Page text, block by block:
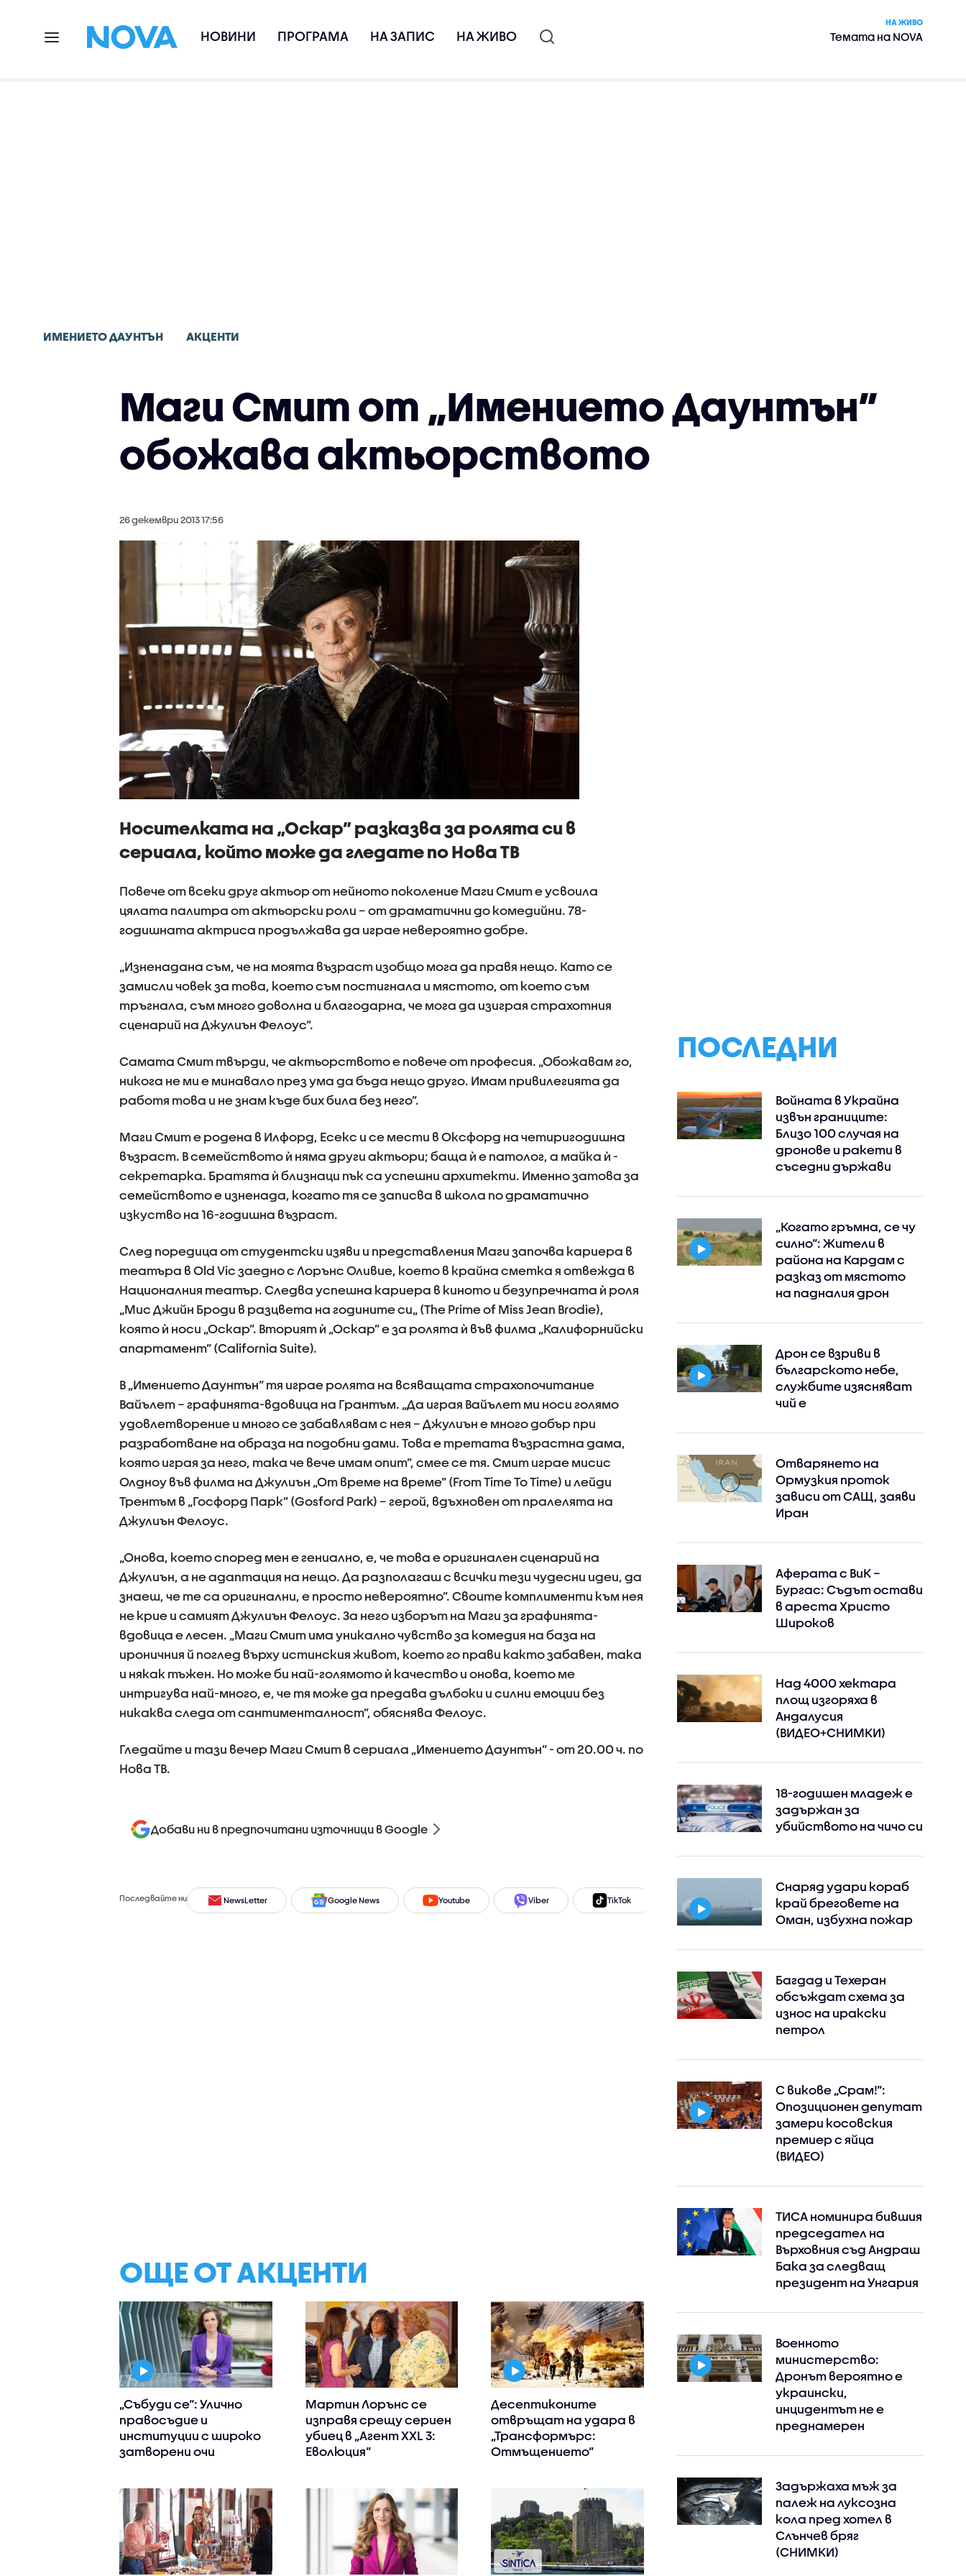
НОВИНИ ПРОГРАМА НА ЗАПИС НА ЖИВО
НА ЖИВО
Темата на NOVA
ИМЕНИЕТО ДАУНТЪН АКЦЕНТИ
Маги Смит от „Имението Даунтън”
обожава актьорството
26 декември 2013 17:56
Носителката на „Оскар” разказва за ролята си в
сериала, който може да гледате по Нова ТВ
Повече от всеки друг актьор от нейното поколение Маги Смит е усвоила
цялата палитра от актьорски роли – от драматични до комедийни. 78-
годишната актриса продължава да играе невероятно добре.
„Изненадана съм, че на моята възраст изобщо мога да правя нещо. Като се
замисли човек за това, което съм постигнала и мястото, от което съм
тръгнала, съм много доволна и благодарна, че мога да изиграя страхотния
сценарий на Джулиън Фелоус”.
Самата Смит твърди, че актьорството е повече от професия. „Обожавам го,
никога не ми е минавало през ума да бъда нещо друго. Имам привилегията да
работя това и не знам къде бих била без него”.
Маги Смит е родена в Илфорд, Есекс и се мести в Оксфорд на четиригодишна
възраст. В семейството ѝ няма други актьори; баща ѝ е патолог, а майка ѝ -
секретарка. Братята ѝ близнаци пък са успешни архитекти. Именно затова за
семейството е изненада, когато тя се записва в школа по драматично
изкуство на 16-годишна възраст.
След поредица от студентски изяви и представления Маги започва кариера в
театъра в Old Vic заедно с Лорънс Оливие, което в крайна сметка я отвежда в
Националния театър. Следва успешна кариера в киното и безупречната ѝ роля
„Мис Джийн Броди в разцвета на годините си„ (The Prime of Miss Jean Brodie),
която ѝ носи „Оскар”. Вторият ѝ „Оскар” е за ролята ѝ във филма „Калифорнийски
апартамент” (California Suite).
В „Имението Даунтън” тя играе ролята на всяващата страхопочитание
Вайълет – графинята-вдовица на Грантъм. „Да играя Вайълет ми носи голямо
удовлетворение и много се забавлявам с нея – Джулиън е много добър при
разработване на образа на подобни дами. Това е третата възрастна дама,
която играя за него, така че вече имам опит”, смее се тя. Смит играе мисис
Олдноу във филма на Джулиън „От време на време” (From Time To Time) и лейди
Трентъм в „Госфорд Парк” (Gosford Park) – герой, вдъхновен от пралелята на
Джулиън Фелоус.
„Онова, което според мен е гениално, е, че това е оригинален сценарий на
Джулиън, а не адаптация на нещо. Да разполагаш с всички тези чудесни идеи, да
знаеш, че те са оригинални, е просто невероятно”. Своите комплименти към нея
не крие и самият Джулиън Фелоус. За него изборът на Маги за графинята-
вдовица е лесен. „Маги Смит има уникално чувство за комедия на база на
ироничния й поглед върху истинския живот, което го прави както забавен, така
и някак тъжен. Но може би най-голямото ѝ качество и онова, което ме
интригува най-много, е, че тя може да предава дълбоки и силни емоции без
никаква следа от сантименталност”, обяснява Фелоус.
Гледайте и тази вечер Маги Смит в сериала „Имението Даунтън” - от 20.00 ч. по
Нова ТВ.
Добави ни в предпочитани източници в Google
Последвайте ни NewsLetter Google News Youtube Viber TikTok Instagram Facebook
ОЩЕ ОТ АКЦЕНТИ
„Събуди се“: Улично
правосъдие и
институции с широко
затворени очи
Мартин Лорънс се
изправя срещу сериен
убиец в „Агент XXL 3:
Еволюция“
Десептиконите
отвръщат на удара в
„Трансформърс:
Отмъщението“
ПОСЛЕДНИ
Войната в Украйна
извън границите:
Близо 100 случая на
дронове и ракети в
съседни държави
„Когато гръмна, се чу
силно“: Жители в
района на Кардам с
разказ от мястото
на падналия дрон
Дрон се взриви в
българското небе,
службите изясняват
чий е
Отварянето на
Ормузкия проток
зависи от САЩ, заяви
Иран
Аферата с ВиК –
Бургас: Съдът остави
в ареста Христо
Широков
Над 4000 хектара
площ изгоряха в
Андалусия
(ВИДЕО+СНИМКИ)
18-годишен младеж е
задържан за
убийството на чичо си
Снаряд удари кораб
край бреговете на
Оман, избухна пожар
Багдад и Техеран
обсъждат схема за
износ на иракски
петрол
С викове „Срам!“:
Опозиционен депутат
замери косовския
премиер с яйца
(ВИДЕО)
ТИСА номинира бившия
председател на
Върховния съд Андраш
Бака за следващ
президент на Унгария
Военното
министерство:
Дронът вероятно е
украински,
инцидентът не е
преднамерен
Задържаха мъж за
палеж на луксозна
кола пред хотел в
Слънчев бряг
(СНИМКИ)